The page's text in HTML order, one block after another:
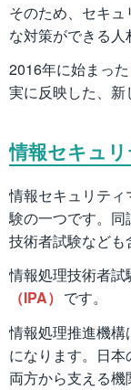
そのため、セキ
な対策ができる人
2016年に始まっ
実に反映した、新
情報セキュ
情報セキュリテ
験の一つです。
技術者試験なども
情報処理技術者試
（IPA） です。
情報処理推進機
になります。日
両方から支える機